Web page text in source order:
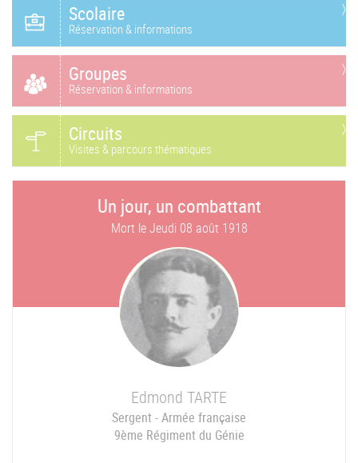
Scolaire
Réservation & informations
Groupes
Réservation & informations
Circuits
Visites & parcours thématiques
Un jour, un combattant
Mort leJeudi 08 août 1918
Edmond TARTE
Sergent - Armée française
9ème Régiment du Génie